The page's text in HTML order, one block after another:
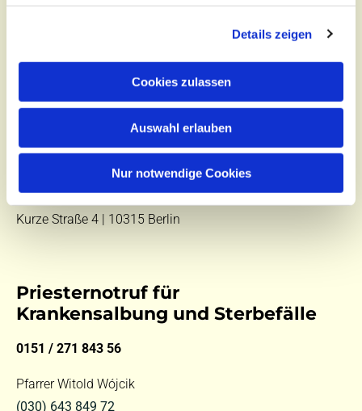
Details zeigen
Cookies zulassen
Auswahl erlauben
Nur notwendige Cookies
Tel.:(030) 643 849 70
Besuchen Sie uns:
Di 10 - 12 Uhr |Mi 9.30 - 12 Uhr |Fr 14 - 18 Uhr
Kurze Straße 4 | 10315 Berlin
Priesternotruf für
Krankensalbung und Sterbefälle
0151 / 271 843 56
Pfarrer Witold Wójcik
(030) 643 849 72